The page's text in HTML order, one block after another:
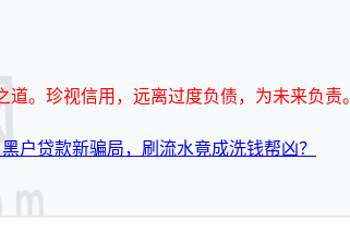
。珍视信用，远离过度负债，为未来负责。
户贷款新骗局，刷流水竟成洗钱帮凶？